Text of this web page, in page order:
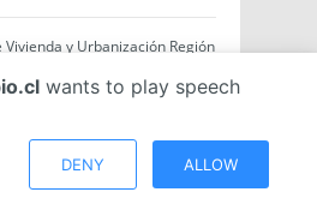
y Urbanización Región
Todo el contenido de este
wants to play speech
DENY ALLOW